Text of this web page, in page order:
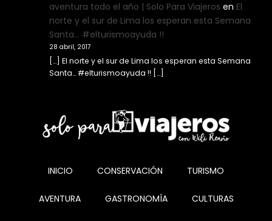
aventura todo el año | Solo Para Viajeros en El
norte y el sur de Lima los esperan esta Semana
Santa… #elturismoayuda !!
28 abril, 2017
[…] El norte y el sur de Lima los esperan esta Semana
Santa… #elturismoayuda !! […]
INICIO CONSERVACIÓN TURISMO
AVENTURA GASTRONOMÍA CULTURAS